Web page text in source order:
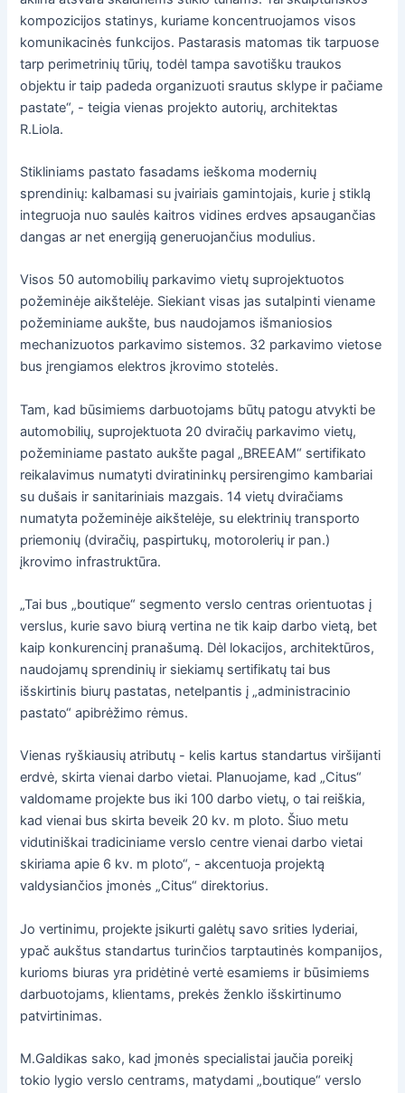
kompozicijos statinys, kuriame koncentruojamos visos
komunikacinės funkcijos. Pastarasis matomas tik tarpuose
tarp perimetrinių tūrių, todėl tampa savotišku traukos
objektu ir taip padeda organizuoti srautus sklype ir pačiame
pastate“, - teigia vienas projekto autorių, architektas
R.Liola.
Stikliniams pastato fasadams ieškoma modernių
sprendinių: kalbamasi su įvairiais gamintojais, kurie į stiklą
integruoja nuo saulės kaitros vidines erdves apsaugančias
dangas ar net energiją generuojančius modulius.
Visos 50 automobilių parkavimo vietų suprojektuotos
požeminėje aikštelėje. Siekiant visas jas sutalpinti viename
požeminiame aukšte, bus naudojamos išmaniosios
mechanizuotos parkavimo sistemos. 32 parkavimo vietose
bus įrengiamos elektros įkrovimo stotelės.
Tam, kad būsimiems darbuotojams būtų patogu atvykti be
automobilių, suprojektuota 20 dviračių parkavimo vietų,
požeminiame pastato aukšte pagal „BREEAM“ sertifikato
reikalavimus numatyti dviratininkų persirengimo kambariai
su dušais ir sanitariniais mazgais. 14 vietų dviračiams
numatyta požeminėje aikštelėje, su elektrinių transporto
priemonių (dviračių, paspirtukų, motorolerių ir pan.)
įkrovimo infrastruktūra.
„Tai bus „boutique“ segmento verslo centras orientuotas į
verslus, kurie savo biurą vertina ne tik kaip darbo vietą, bet
kaip konkurencinį pranašumą. Dėl lokacijos, architektūros,
naudojamų sprendinių ir siekiamų sertifikatų tai bus
išskirtinis biurų pastatas, netelpantis į „administracinio
pastato“ apibrėžimo rėmus.
Vienas ryškiausių atributų - kelis kartus standartus viršijanti
erdvė, skirta vienai darbo vietai. Planuojame, kad „Citus“
valdomame projekte bus iki 100 darbo vietų, o tai reiškia,
kad vienai bus skirta beveik 20 kv. m ploto. Šiuo metu
vidutiniškai tradiciniame verslo centre vienai darbo vietai
skiriama apie 6 kv. m ploto“, - akcentuoja projektą
valdysiančios įmonės „Citus“ direktorius.
Jo vertinimu, projekte įsikurti galėtų savo srities lyderiai,
ypač aukštus standartus turinčios tarptautinės kompanijos,
kurioms biuras yra pridėtinė vertė esamiems ir būsimiems
darbuotojams, klientams, prekės ženklo išskirtinumo
patvirtinimas.
M.Galdikas sako, kad įmonės specialistai jaučia poreikį
tokio lygio verslo centrams, matydami „boutique“ verslo